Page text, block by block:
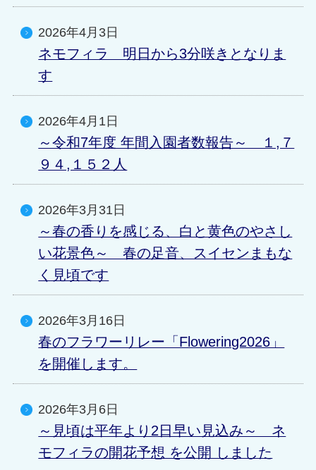
2026年4月3日
ネモフィラ 明日から3分咲きとなりま
す
2026年4月1日
～令和7年度 年間入園者数報告～ １,７
９４,１５２人
2026年3月31日
～春の香りを感じる、白と黄色のやさし
い花景色～ 春の足音、スイセンまもな
く見頃です
2026年3月16日
春のフラワーリレー「Flowering2026」
を開催します。
2026年3月6日
～見頃は平年より2日早い見込み～ ネ
モフィラの開花予想 を公開 しました